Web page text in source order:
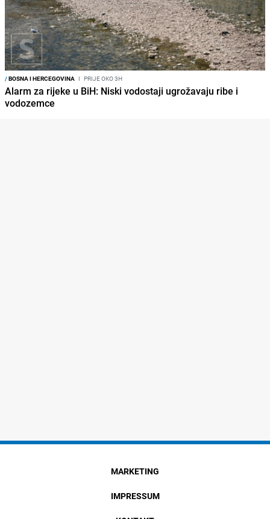
/BOSNA I HERCEGOVINA I PRIJE OKO 3H
Alarm za rijeke u BiH: Niski vodostaji ugrožavaju ribe i
vodozemce
MARKETING
IMPRESSUM